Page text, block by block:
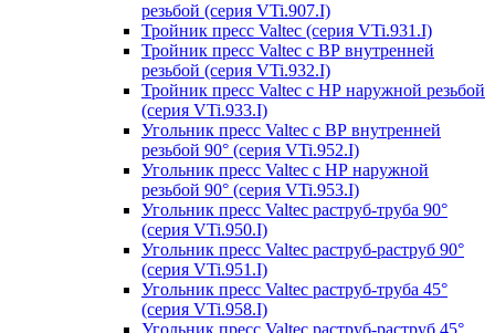
резьбой (серия VTi.907.I)
Тройник пресс Valtec (серия VTi.931.I)
Тройник пресс Valtec с ВР внутренней
резьбой (серия VTi.932.I)
Тройник пресс Valtec с НР наружной резьбой
(серия VTi.933.I)
Угольник пресс Valtec с ВР внутренней
резьбой 90° (серия VTi.952.I)
Угольник пресс Valtec с НР наружной
резьбой 90° (серия VTi.953.I)
Угольник пресс Valtec раструб-труба 90°
(серия VTi.950.I)
Угольник пресс Valtec раструб-раструб 90°
(серия VTi.951.I)
Угольник пресс Valtec раструб-труба 45°
(серия VTi.958.I)
Угольник пресс Valtec раструб-раструб 45°